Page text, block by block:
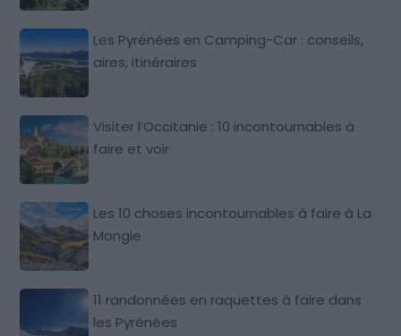
Les Pyrénées en Camping-Car : conseils,
aires, itinéraires
Visiter l’Occitanie : 10 incontournables à
faire et voir
Les 10 choses incontournables à faire à La
Mongie
11 randonnées en raquettes à faire dans
les Pyrénées